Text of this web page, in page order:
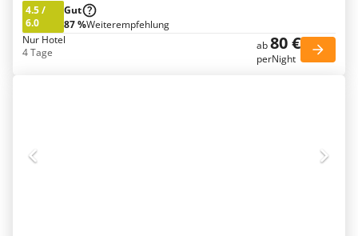
4.5/
6.0
Gut
87 %Weiterempfehlung
Nur Hotel
4 Tage
ab80 €
perNight